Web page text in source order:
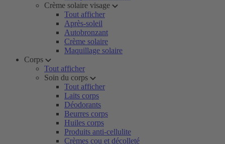
Crème solaire visage
Tout afficher
Après-soleil
Autobronzant
Crème solaire
Maquillage solaire
Corps
Tout afficher
Soin du corps
Tout afficher
Laits corps
Déodorants
Beurres corps
Huiles corps
Produits anti-cellulite
Crèmes cou et décolleté